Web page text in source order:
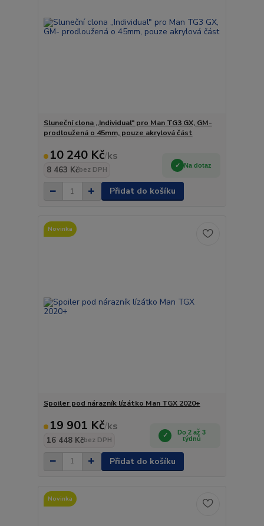
Sluneční clona ,,Individual" pro Man TG3 GX, GM-
prodloužená o 45mm, pouze akrylová část
10 240 Kč/ks
8 463 Kčbez DPH
Na dotaz
Přidat do košíku
Novinka
Spoiler pod nárazník lízátko Man TGX 2020+
19 901 Kč/ks
16 448 Kčbez DPH
Do 2 až 3
týdnů
Přidat do košíku
Novinka